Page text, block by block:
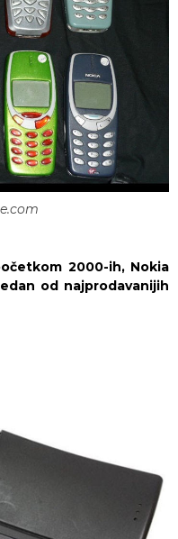
2000-ih, Nokia
od najprodavanijih